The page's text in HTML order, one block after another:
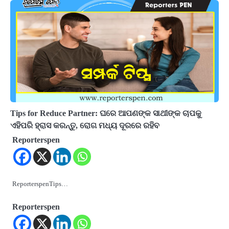
Tips for Reduce Partner: ଘରେ ଆପଣଙ୍କ ସାଥୀଙ୍କ ଚାପକୁ
ଏହିପରି ହ୍ରାସ କରନ୍ତୁ, ରୋଗ ମଧ୍ୟ ଦୂରରେ ରହିବ
Reporterspen
ReporterspenTips…
Reporterspen